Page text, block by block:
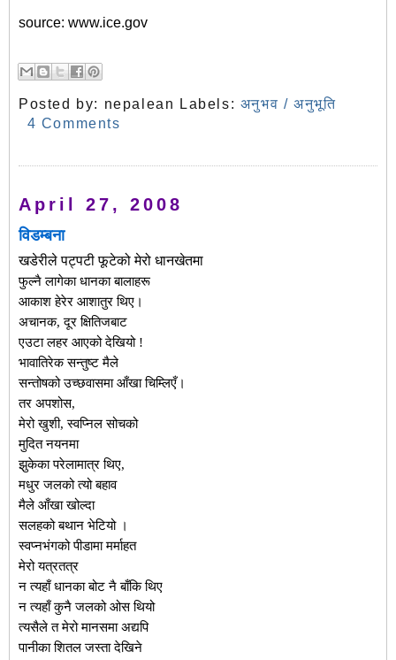
source: www.ice.gov
Posted by: nepalean Labels: अनुभव / अनुभूति
4 Comments
April 27, 2008
विडम्बना
खडेरीले पट्पटी फूटेको मेरो धानखेतमा
फुल्नै लागेका धानका बालाहरू
आकाश हेरेर आशातुर थिए।
अचानक, दूर क्षितिजबाट
एउटा लहर आएको देखियो !
भावातिरेक सन्तुष्ट मैले
सन्तोषको उच्छवासमा आँखा चिम्लिएँ।
तर अपशोस,
मेरो खुशी, स्वप्निल सोचको
मुदित नयनमा
झुकेका परेलामात्र थिए,
मधुर जलको त्यो बहाव
मैले आँखा खोल्दा
सलहको बथान भेटियो ।
स्वप्नभंगको पीडामा मर्माहत
मेरो यत्रतत्र
न त्यहाँ धानका बोट नै बाँकि थिए
न त्यहाँ कुनै जलको ओस थियो
त्यसैले त मेरो मानसमा अद्यपि
पानीका शितल जस्ता देखिने